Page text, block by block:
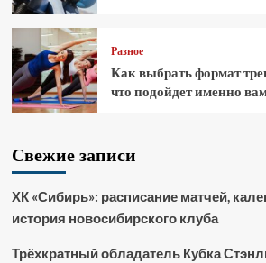
Разное
Как выбрать формат
что подойдет именно
Свежие записи
ХК «Сибирь»: расписание матчей,
история новосибирского клуба
Трёхкратный обладатель Кубка